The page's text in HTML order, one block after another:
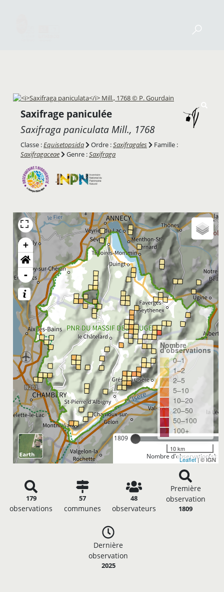
Saxifrage paniculée
Saxifraga paniculataMill., 1768
Classe :Equisetopsida Ordre :Saxifragales
Famille :
Saxifragaceae
Genre :Saxifraga
+
-
1809
Nombre d'observation(s):
Nombre
d'observations
0–1
1–2
2–5
5–10
10–20
20–50
50–100
100+
10 km
Leaflet| © IGN
179
observations
57
communes
48
observateurs
Première
observation
1809
Dernière
observation
2025